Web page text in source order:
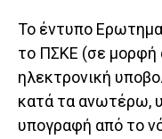
Το έντυπο
το ΠΣΚΕ (σε μορφή
ηλεκτρονική
κατά τα ανωτέρω,
υπογραφή από το